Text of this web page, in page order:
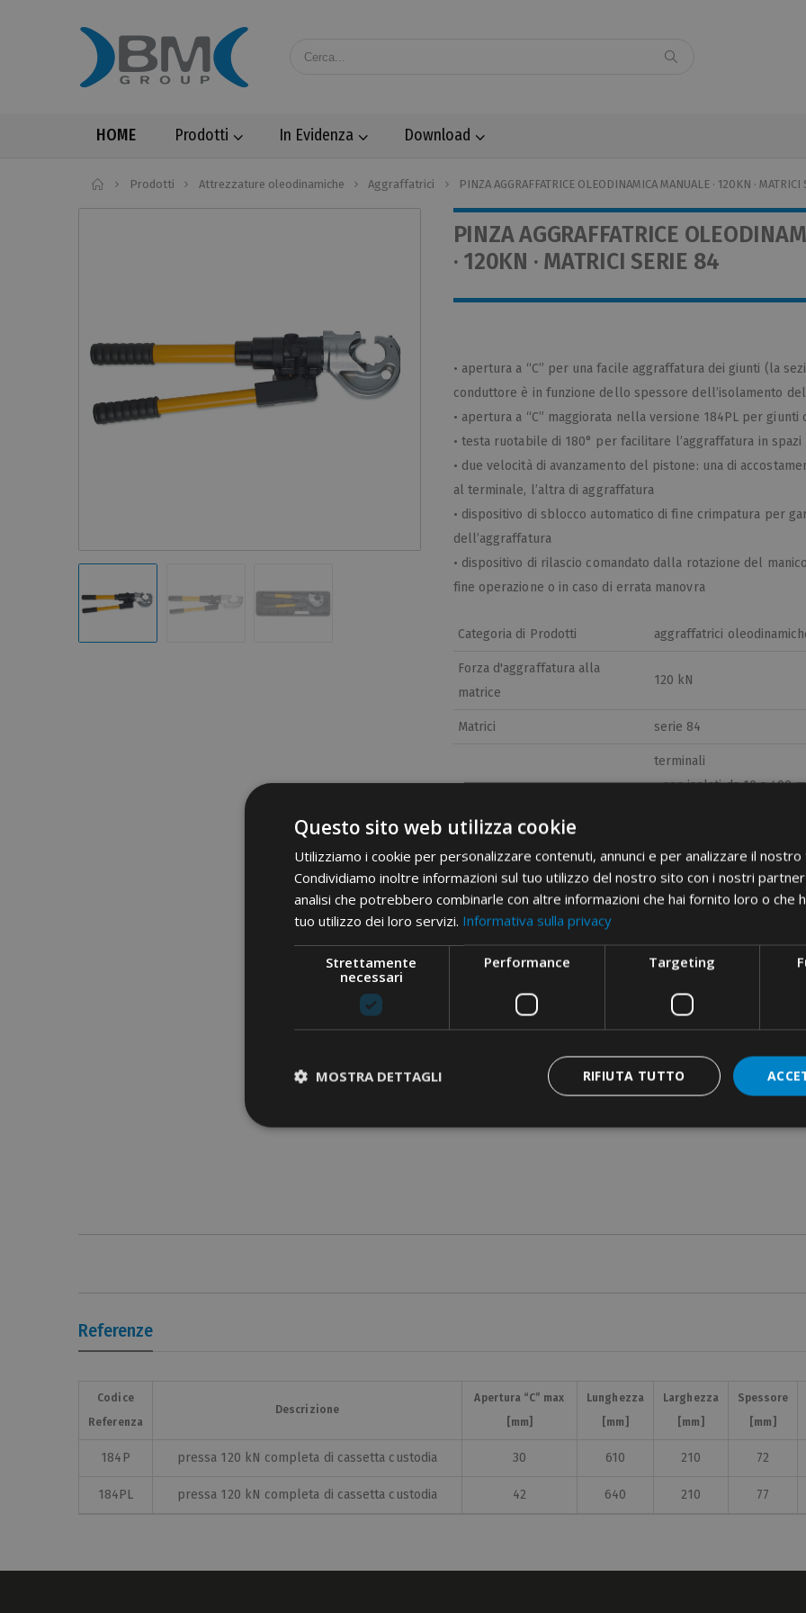
HOME Prodotti In Evidenza Download
Home
Prodotti Attrezzature oleodinamiche Aggraffatrici PINZA AGGRAFFATRICE OLEODINAMICA MANUALE · 120KN · MATRICI
PINZA AGGRAFFATRICE
· 120KN · MATRICI SERIE 84
• apertura a “C” per una facile aggraffatura dei giunti (la
conduttore è in funzione dello spessore dell’isolamento
• apertura a “C” maggiorata nella versione 184PL per giunti
• testa ruotabile di 180° per facilitare l’aggraffatura in
• due velocità di avanzamento del pistone: una di
al terminale, l’altra di aggraffatura
• dispositivo di sblocco automatico di fine crimpatura per
dell’aggraffatura
• dispositivo di rilascio comandato dalla rotazione del
fine operazione o in caso di errata manovra
Categoria di Prodotti aggraffatrici
Forza d'aggraffatura alla
matrice
120 kN
Matrici serie 84
Campo di utilizzo
terminali
• non isolati da 10 a 400
• media tensione da 25 a
• in alluminio da 16 a 240
• bimetallici da 16 a 300
• preisolati da 10 a 240
• a bussola da 50 a 150
31AA11N
Referenze
Codice
Referenza
Descrizione
Apertura “C” max
[mm]
Lunghezza
[mm]
Larghezza
[mm]
Spessore
[mm]
184P pressa 120 kN completa di cassetta custodia 30 610 210 72
184PL pressa 120 kN completa di cassetta custodia 42 640 210 77
Questo sito web utilizza cookie
Utilizziamo i cookie per personalizzare contenuti, annunci e per analizzare il
Condividiamo inoltre informazioni sul tuo utilizzo del nostro sito con i nostri
analisi che potrebbero combinarle con altre informazioni che hai fornito loro o che
tuo utilizzo dei loro servizi. Informativa sulla privacy
Strettamente
necessari
Performance Targeting
RIFIUTA TUTTO
MOSTRA DETTAGLI